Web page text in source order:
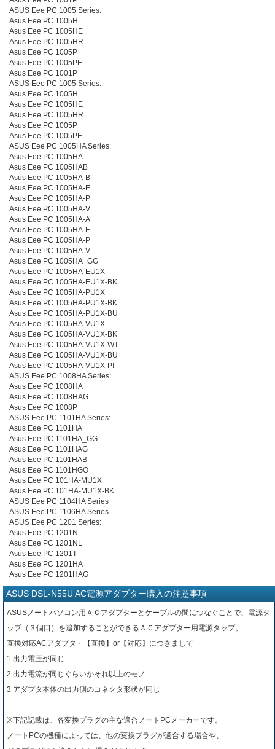
ASUS Eee PC 1005 Series:
Asus Eee PC 1005H
Asus Eee PC 1005HE
Asus Eee PC 1005HR
Asus Eee PC 1005P
Asus Eee PC 1005PE
Asus Eee PC 1001P
ASUS Eee PC 1005 Series:
Asus Eee PC 1005H
Asus Eee PC 1005HE
Asus Eee PC 1005HR
Asus Eee PC 1005P
Asus Eee PC 1005PE
ASUS Eee PC 1005HA Series:
Asus Eee PC 1005HA
Asus Eee PC 1005HAB
Asus Eee PC 1005HA-B
Asus Eee PC 1005HA-E
Asus Eee PC 1005HA-P
Asus Eee PC 1005HA-V
Asus Eee PC 1005HA-A
Asus Eee PC 1005HA-E
Asus Eee PC 1005HA-P
Asus Eee PC 1005HA-V
Asus Eee PC 1005HA_GG
Asus Eee PC 1005HA-EU1X
Asus Eee PC 1005HA-EU1X-BK
Asus Eee PC 1005HA-PU1X
Asus Eee PC 1005HA-PU1X-BK
Asus Eee PC 1005HA-PU1X-BU
Asus Eee PC 1005HA-VU1X
Asus Eee PC 1005HA-VU1X-BK
Asus Eee PC 1005HA-VU1X-WT
Asus Eee PC 1005HA-VU1X-BU
Asus Eee PC 1005HA-VU1X-PI
ASUS Eee PC 1008HA Series:
Asus Eee PC 1008HA
Asus Eee PC 1008HAG
Asus Eee PC 1008P
ASUS Eee PC 1101HA Series:
Asus Eee PC 1101HA
Asus Eee PC 1101HA_GG
Asus Eee PC 1101HAG
Asus Eee PC 1101HAB
Asus Eee PC 1101HGO
Asus Eee PC 101HA-MU1X
Asus Eee PC 101HA-MU1X-BK
ASUS Eee PC 1104HA Series
ASUS Eee PC 1106HA Series
ASUS Eee PC 1201 Series:
Asus Eee PC 1201N
Asus Eee PC 1201NL
Asus Eee PC 1201T
Asus Eee PC 1201HA
Asus Eee PC 1201HAG
ASUS DSL-N55U AC電源アダプター購入の注意事項
ASUSノートパソコン用ＡＣアダプターとケーブルの間につなぐことで、電源タ
ップ（３個口）を追加することができるＡＣアダプター用電源タップ。
互換対応ACアダプタ・【互換】or【対応】につきまして
1 出力電圧が同じ
2 出力電流が同じぐらいかそれ以上のモノ
3 アダプタ本体の出力側のコネクタ形状が同じ
※下記記載は、各変換プラグの主な適合ノートPCメーカーです。
ノートPCの機種によっては、他の変換プラグが適合する場合や、